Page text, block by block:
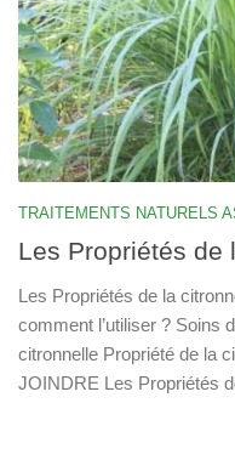
TRAITEMENTS NATURELS
Les Propriétés de
Les Propriétés de la
comment l’utiliser ? Soins
citronnelle Propriété de la
JOINDRE Les Propriétés